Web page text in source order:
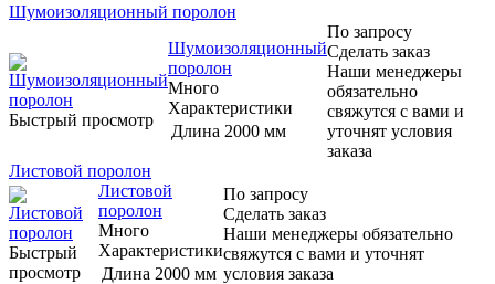
Шумоизоляционный поролон
Быстрый просмотр
Шумоизоляционный
поролон
Много
Характеристики
Длина 2000 мм
По запросу
Сделать заказ
Наши менеджеры
обязательно
свяжутся с вами и
уточнят условия
заказа
Листовой поролон
Быстрый
просмотр
Листовой
поролон
Много
Характеристики
Длина 2000 мм
По запросу
Сделать заказ
Наши менеджеры обязательно
свяжутся с вами и уточнят
условия заказа